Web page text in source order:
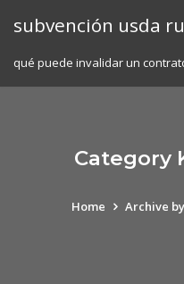
subvención usda
qué puede invalidar un
Category
Home Archive